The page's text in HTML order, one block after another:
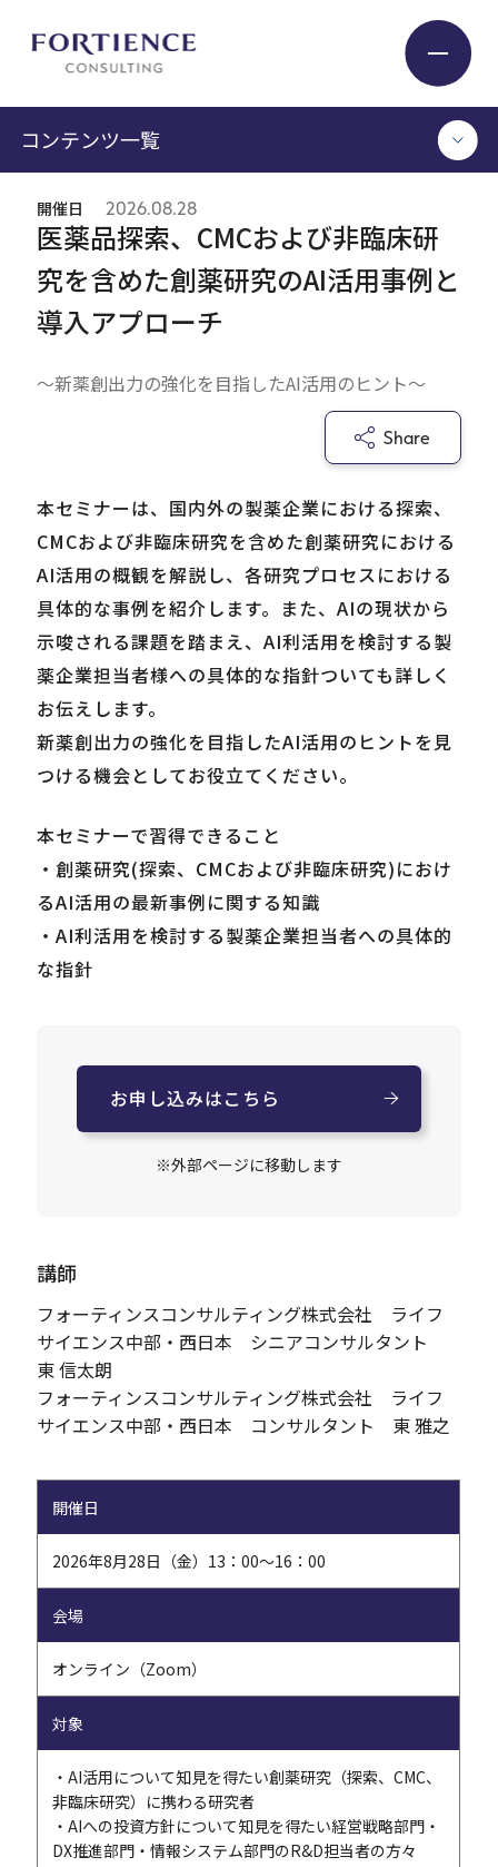
Service
Insight
Careers
News
EN
JP
サイト内検索
Contact
コンテンツ一覧
TOP
コンサルタント執筆記事
セミナー / イベント
セミナーアーカイブ
メディア掲載
医薬品探索、CMCおよび非臨床研
究を含めた創薬研究のAI活用事例と
導入アプローチ
～新薬創出力の強化を目指したAI活用のヒント～
開催日 2026.08.28
Share
本セミナーは、国内外の製薬企業における探索、
CMCおよび非臨床研究を含めた創薬研究における
AI活用の概観を解説し、各研究プロセスにおける
具体的な事例を紹介します。また、AIの現状から
示唆される課題を踏まえ、AI利活用を検討する製
薬企業担当者様への具体的な指針ついても詳しく
お伝えします。
新薬創出力の強化を目指したAI活用のヒントを見
つける機会としてお役立てください。
本セミナーで習得できること
・創薬研究(探索、CMCおよび非臨床研究)におけ
るAI活用の最新事例に関する知識
・AI利活用を検討する製薬企業担当者への具体的
な指針
お申し込みはこちら
※外部ページに移動します
講師
フォーティンスコンサルティング株式会社 ライフ
サイエンス中部・西日本 シニアコンサルタント
東 信太朗
フォーティンスコンサルティング株式会社 ライフ
サイエンス中部・西日本 コンサルタント 東 雅之
開催日
2026年8月28日（金）13：00～16：00
会場
オンライン（Zoom）
対象
・AI活用について知見を得たい創薬研究（探索、CMC、
非臨床研究）に携わる研究者
・AIへの投資方針について知見を得たい経営戦略部門・
DX推進部門・情報システム部門のR&D担当者の方々